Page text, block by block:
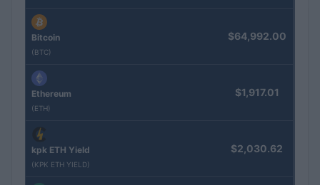
Bitcoin
(BTC)
$64,992.00
Ethereum
(ETH)
$1,917.01
kpk ETH Yield
(KPK ETH YIELD)
$2,030.62